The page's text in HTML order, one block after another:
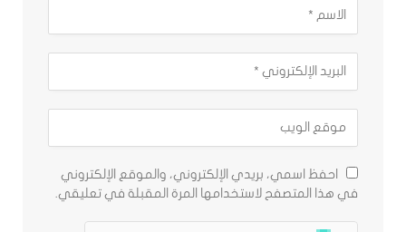
احفظ اسمي، بريدي الإلكتروني، والموقع الإلكتروني
في هذا المتصفح لاستخدامها المرة المقبلة في تعليقي.